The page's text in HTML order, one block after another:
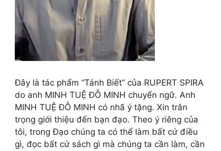
Đây là tác phẩm “Tánh Biết” của RUPERT SPIRA
do anh MINH TUỆ ĐỖ MINH chuyển ngữ. Anh
MINH TUỆ ĐỖ MINH có nhã ý tặng. Xin trân
trọng giới thiệu đến bạn đạo. Theo ý riêng của
tôi, trong Đạo chúng ta có thể làm bất cứ điều
gì, đọc bất cứ sách gì mà chúng ta cần làm, cần